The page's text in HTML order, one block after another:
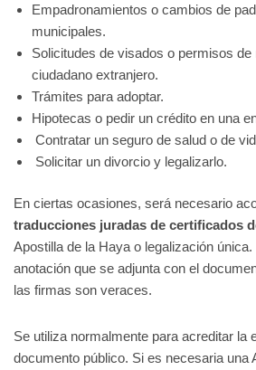
Empadronamientos o cambios de
municipales.
Solicitudes de visados o permisos de
ciudadano extranjero.
Trámites para adoptar.
Hipotecas o pedir un crédito en una
Contratar un seguro de salud o de
Solicitar un divorcio y legalizarlo.
En ciertas ocasiones, será necesario
traducciones juradas de certificados
Apostilla de la Haya o legalización
anotación que se adjunta con el
las firmas son veraces.
Se utiliza normalmente para acreditar la
documento público. Si es necesaria una